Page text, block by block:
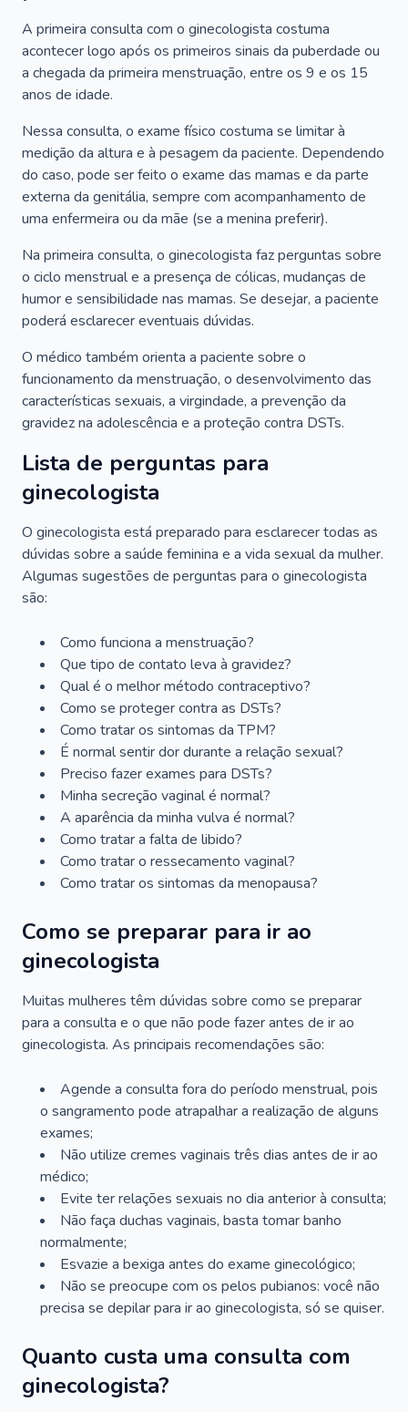
A primeira consulta com o ginecologista costuma
acontecer logo após os primeiros sinais da puberdade ou
a chegada da primeira menstruação, entre os 9 e os 15
anos de idade.
Nessa consulta, o exame físico costuma se limitar à
medição da altura e à pesagem da paciente. Dependendo
do caso, pode ser feito o exame das mamas e da parte
externa da genitália, sempre com acompanhamento de
uma enfermeira ou da mãe (se a menina preferir).
Na primeira consulta, o ginecologista faz perguntas sobre
o ciclo menstrual e a presença de cólicas, mudanças de
humor e sensibilidade nas mamas. Se desejar, a paciente
poderá esclarecer eventuais dúvidas.
O médico também orienta a paciente sobre o
funcionamento da menstruação, o desenvolvimento das
características sexuais, a virgindade, a prevenção da
gravidez na adolescência e a proteção contra DSTs.
Lista de perguntas para
ginecologista
O ginecologista está preparado para esclarecer todas as
dúvidas sobre a saúde feminina e a vida sexual da mulher.
Algumas sugestões de perguntas para o ginecologista
são:
Como funciona a menstruação?
Que tipo de contato leva à gravidez?
Qual é o melhor método contraceptivo?
Como se proteger contra as DSTs?
Como tratar os sintomas da TPM?
É normal sentir dor durante a relação sexual?
Preciso fazer exames para DSTs?
Minha secreção vaginal é normal?
A aparência da minha vulva é normal?
Como tratar a falta de libido?
Como tratar o ressecamento vaginal?
Como tratar os sintomas da menopausa?
Como se preparar para ir ao
ginecologista
Muitas mulheres têm dúvidas sobre como se preparar
para a consulta e o que não pode fazer antes de ir ao
ginecologista. As principais recomendações são:
Agende a consulta fora do período menstrual, pois
o sangramento pode atrapalhar a realização de alguns
exames;
Não utilize cremes vaginais três dias antes de ir ao
médico;
Evite ter relações sexuais no dia anterior à consulta;
Não faça duchas vaginais, basta tomar banho
normalmente;
Esvazie a bexiga antes do exame ginecológico;
Não se preocupe com os pelos pubianos: você não
precisa se depilar para ir ao ginecologista, só se quiser.
Quanto custa uma consulta com
ginecologista?